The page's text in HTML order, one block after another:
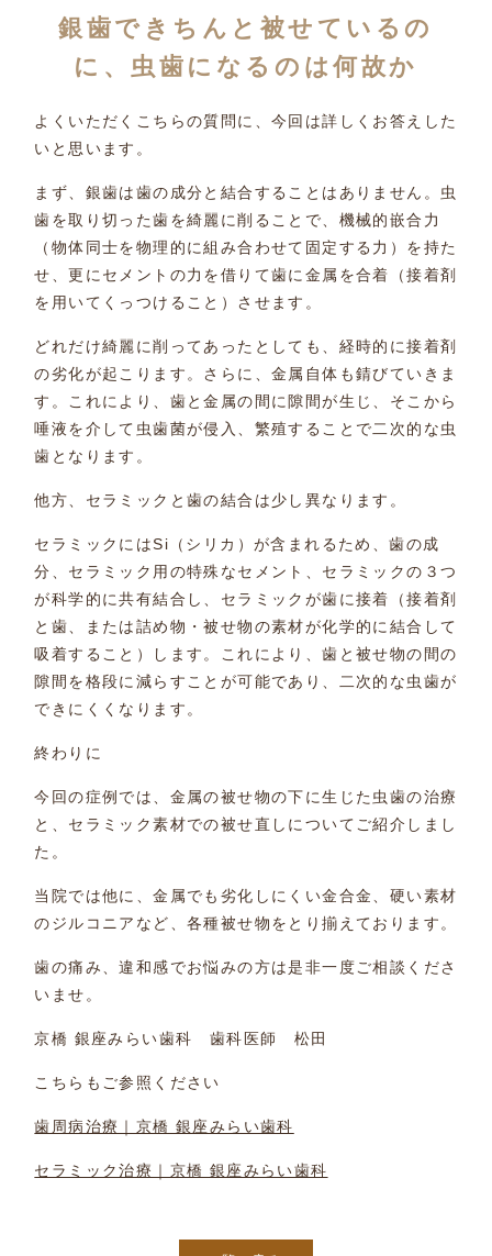
銀歯できちんと被せているの
に、虫歯になるのは何故か
よくいただくこちらの質問に、今回は詳しくお答えした
いと思います。
まず、銀歯は歯の成分と結合することはありません。虫
歯を取り切った歯を綺麗に削ることで、機械的嵌合力
（物体同士を物理的に組み合わせて固定する力）を持た
せ、更にセメントの力を借りて歯に金属を合着（接着剤
を用いてくっつけること）させます。
どれだけ綺麗に削ってあったとしても、経時的に接着剤
の劣化が起こります。さらに、金属自体も錆びていきま
す。これにより、歯と金属の間に隙間が生じ、そこから
唾液を介して虫歯菌が侵入、繁殖することで二次的な虫
歯となります。
他方、セラミックと歯の結合は少し異なります。
セラミックにはSi（シリカ）が含まれるため、歯の成
分、セラミック用の特殊なセメント、セラミックの３つ
が科学的に共有結合し、セラミックが歯に接着（接着剤
と歯、または詰め物・被せ物の素材が化学的に結合して
吸着すること）します。これにより、歯と被せ物の間の
隙間を格段に減らすことが可能であり、二次的な虫歯が
できにくくなります。
終わりに
今回の症例では、金属の被せ物の下に生じた虫歯の治療
と、セラミック素材での被せ直しについてご紹介しまし
た。
当院では他に、金属でも劣化しにくい金合金、硬い素材
のジルコニアなど、各種被せ物をとり揃えております。
歯の痛み、違和感でお悩みの方は是非一度ご相談くださ
いませ。
京橋 銀座みらい歯科 歯科医師 松田
こちらもご参照ください
歯周病治療｜京橋 銀座みらい歯科
セラミック治療｜京橋 銀座みらい歯科